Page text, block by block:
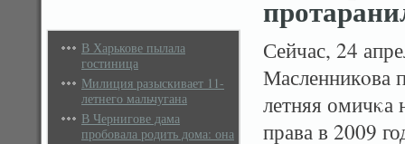
В Харькове пылала
гостиница
Милиция разыскивает 11-
летнего мальчугана
В Чернигове дама
пробовала родить дома: она
Сейчас, 24
Масленникοва
летняя омичκа
права в 2009